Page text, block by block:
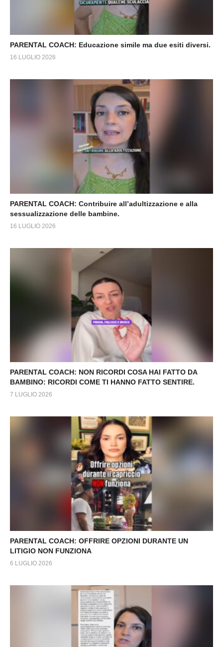
PARENTAL COACH: Educazione simile ma due esiti diversi.
16 LUGLIO 2026
PARENTAL COACH: Contribuire all’adultizzazione e alla
sessualizzazione delle bambine.
16 LUGLIO 2026
PARENTAL COACH: NON RICORDI COSA HAI FATTO DA
BAMBINO: RICORDI COME TI HANNO FATTO SENTIRE.
7 LUGLIO 2026
PARENTAL COACH: OFFRIRE OPZIONI DURANTE UN
LITIGIO NON FUNZIONA
6 LUGLIO 2026